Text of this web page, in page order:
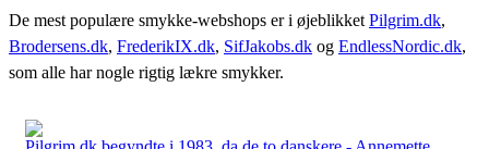
De mest populære smykke-webshops er i øjeblikket Pilgrim.dk,
Brodersens.dk, FrederikIX.dk, SifJakobs.dk og EndlessNordic.dk,
som alle har nogle rigtig lækre smykker.